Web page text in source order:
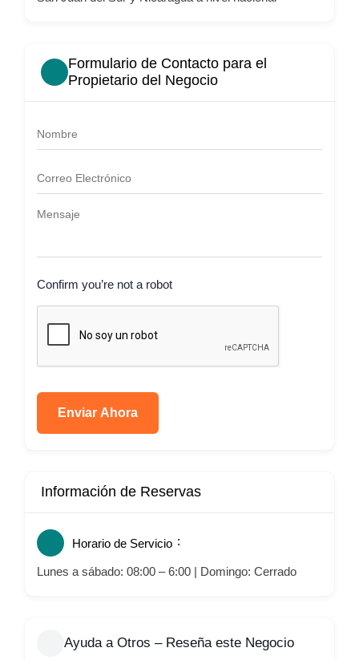
Formulario de Contacto para el
Propietario del Negocio
Confirm you’re not a robot
Enviar Ahora
Información de Reservas
Horario de Servicio
Lunes a sábado: 08:00 – 6:00 | Domingo: Cerrado
Ayuda a Otros – Reseña este Negocio